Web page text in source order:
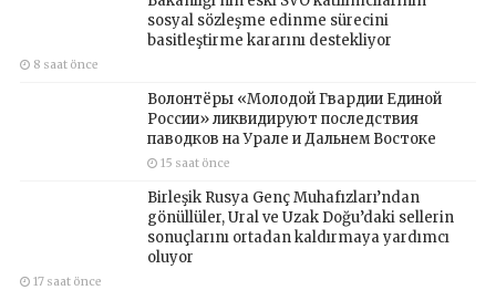
sosyal sözleşme edinme sürecini
basitleştirme kararını destekliyor
8 saat önce
Волонтёры «Молодой Гвардии Единой
России» ликвидируют последствия
паводков на Урале и Дальнем Востоке
15 saat önce
Birleşik Rusya Genç Muhafızları’ndan
gönüllüler, Ural ve Uzak Doğu’daki sellerin
sonuçlarını ortadan kaldırmaya yardımcı
oluyor
17 saat önce